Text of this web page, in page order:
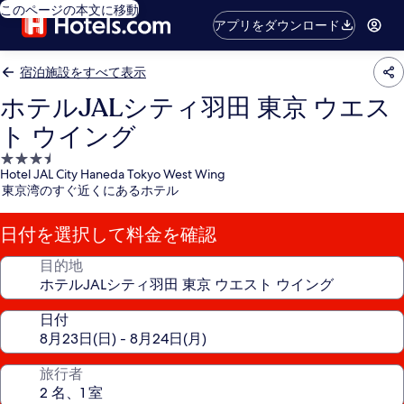
このページの本文に移動
アプリをダウンロード
宿泊施設をすべて表示
ホテルJALシティ羽田 東京 ウエス
ト ウイング
3.5
つ
星
宿
泊
施
Hotel JAL City Haneda Tokyo West Wing
東京湾のすぐ近くにあるホテル
日付を選択して料金を確認
目的地
日付
旅行者